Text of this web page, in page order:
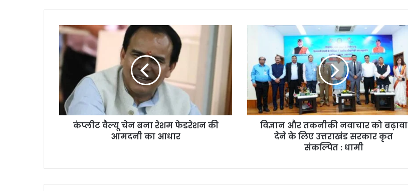
कंप्लीट वैल्यू चेन बना रेशम फेडरेशन की
आमदनी का आधार
विज्ञान और तकनीकी नवाचार को बढ़ावा
देने के लिए उत्तराखंड सरकार कृत
संकल्पित : धामी